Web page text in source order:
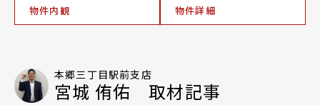
物件内観 物件詳細
本郷三丁目駅前支店
宮城 侑佑 取材記事